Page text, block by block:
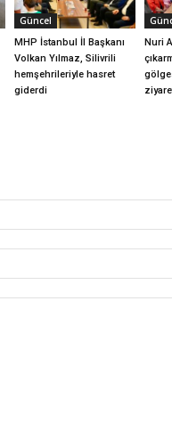
Güncel
MHP İstanbul İl Başkanı
Volkan Yılmaz, Silivrili
hemşehrileriyle hasret
giderdi
Nuri